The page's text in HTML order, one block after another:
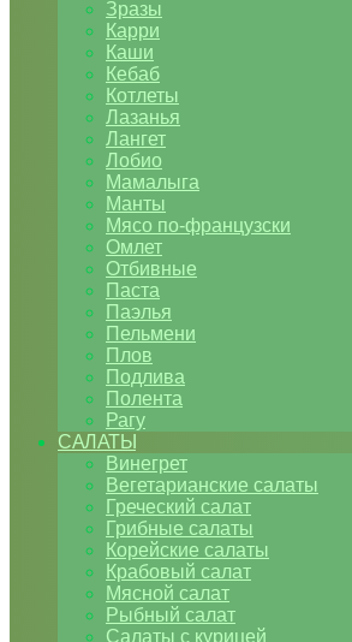
Зразы
Карри
Каши
Кебаб
Котлеты
Лазанья
Лангет
Лобио
Мамалыга
Манты
Мясо по-французски
Омлет
Отбивные
Паста
Паэлья
Пельмени
Плов
Подлива
Полента
Рагу
САЛАТЫ
Винегрет
Вегетарианские салаты
Греческий салат
Грибные салаты
Корейские салаты
Крабовый салат
Мясной салат
Рыбный салат
Салаты с курицей